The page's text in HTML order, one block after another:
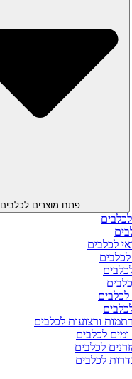
פתח מוצרים לכלבים
לכלבים
ורצועות לכלבים
ומים לכלבים
לכלבים
לכלבים